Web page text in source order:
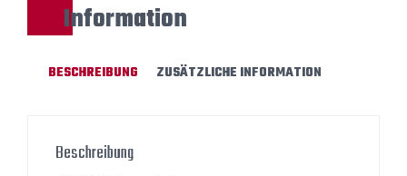
Information
BESCHREIBUNG ZUSÄTZLICHE INFORMATION
Beschreibung